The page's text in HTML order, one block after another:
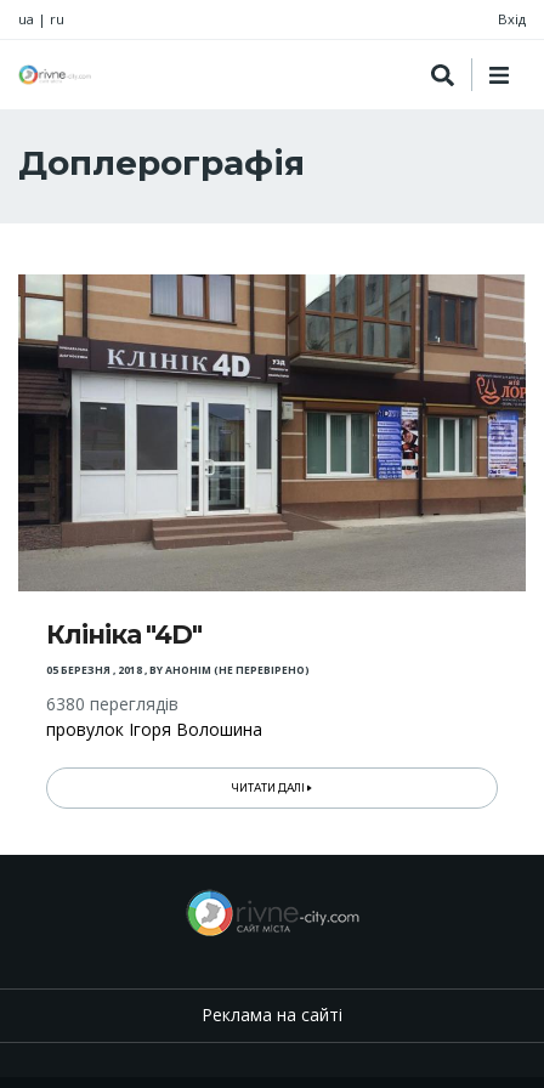
ua | ru Вхід
Доплерографія
Клініка "4D"
05 БЕРЕЗНЯ , 2018,BYАНОНІМ (НЕ ПЕРЕВІРЕНО)
6380 переглядів
провулок Ігоря Волошина
ЧИТАТИ ДАЛІ
Реклама на сайті